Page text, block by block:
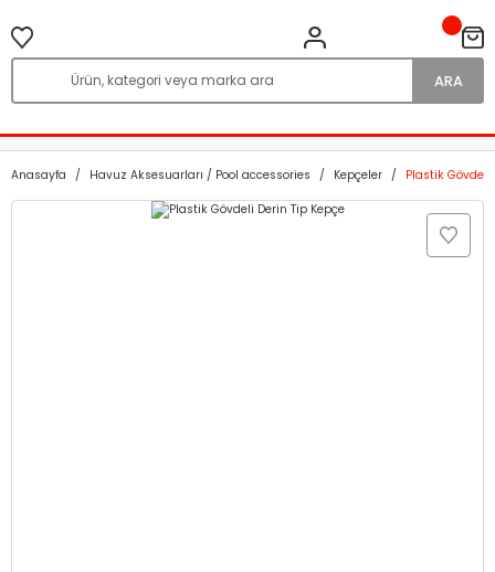
ARA
Anasayfa Havuz Aksesuarları / Pool accessories Kepçeler Plastik Gövdeli